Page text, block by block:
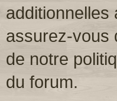
additionnelles
assurez-vous
de notre
du forum.